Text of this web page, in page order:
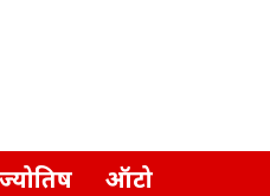
ज्योतिष ऑटो